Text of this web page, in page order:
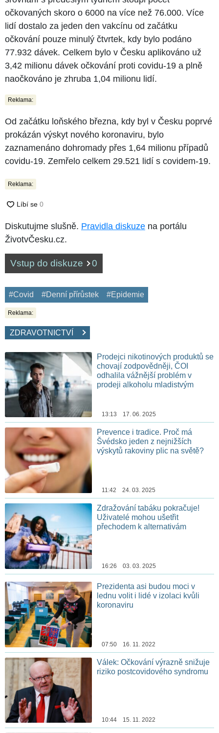
očkovaných skoro o 6000 na více než 76.000. Více
lidí dostalo za jeden den vakcínu od začátku
očkování pouze minulý čtvrtek, kdy bylo podáno
77.932 dávek. Celkem bylo v Česku aplikováno už
3,42 milionu dávek očkování proti covidu-19 a plně
naočkováno je zhruba 1,04 milionu lidí.
Reklama:
Od začátku loňského března, kdy byl v Česku poprvé
prokázán výskyt nového koronaviru, bylo
zaznamenáno dohromady přes 1,64 milionu případů
covidu-19. Zemřelo celkem 29.521 lidí s covidem-19.
Reklama:
Diskutujme slušně. Pravidla diskuze na portálu
ŽivotvČesku.cz.
Vstup do diskuze 0
#Covid #Denní přírůstek #Epidemie
Reklama:
ZDRAVOTNICTVÍ
Prodejci nikotinových produktů se
chovají zodpovědněji, ČOI
odhalila vážnější problém v
prodeji alkoholu mladistvým
13:13 17. 06. 2025
Prevence i tradice. Proč má
Švédsko jeden z nejnižších
výskytů rakoviny plic na světě?
11:42 24. 03. 2025
Zdražování tabáku pokračuje!
Uživatelé mohou ušetřit
přechodem k alternativám
16:26 03. 03. 2025
Prezidenta asi budou moci v
lednu volit i lidé v izolaci kvůli
koronaviru
07:50 16. 11. 2022
Válek: Očkování výrazně snižuje
riziko postcovidového syndromu
10:44 15. 11. 2022